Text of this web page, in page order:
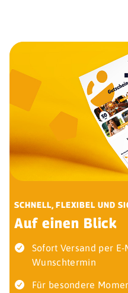
SCHNELL, FLEXIBEL UND
Auf einen Blick
Sofort Versand per
Wunschtermin
Für besondere